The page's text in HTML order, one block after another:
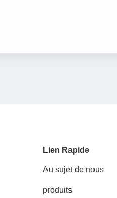
Lien Rapide
Au sujet de nous
produits